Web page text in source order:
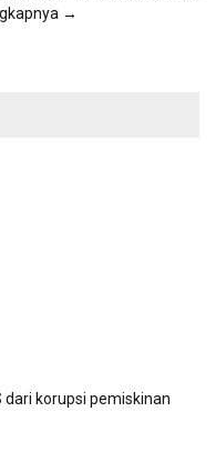
→
dari korupsi pemiskinan